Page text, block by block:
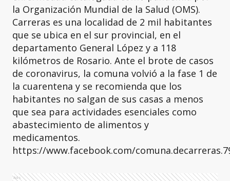
la Organización Mundial de la Salud (OMS).
Carreras es una localidad de 2 mil habitantes
que se ubica en el sur provincial, en el
departamento General López y a 118
kilómetros de Rosario. Ante el brote de casos
de coronavirus, la comuna volvió a la fase 1 de
la cuarentena y se recomienda que los
habitantes no salgan de sus casas a menos
que sea para actividades esenciales como
abastecimiento de alimentos y
medicamentos.
https://www.facebook.com/
Ads